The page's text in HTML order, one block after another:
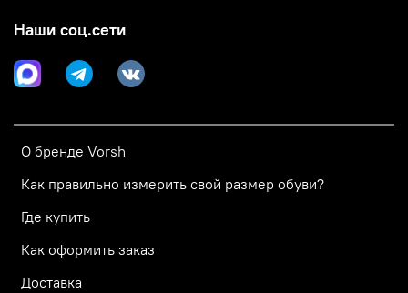
О бренде Vorsh
Как правильно измерить свой размер обуви?
Где купить
Как оформить заказ
Доставка
Наши соц.сети